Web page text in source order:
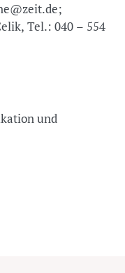
Tel.: 040 – 554